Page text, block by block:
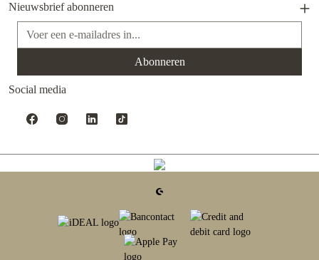
Nieuwsbrief abonneren
E-mailadres*
Abonneren
Social media